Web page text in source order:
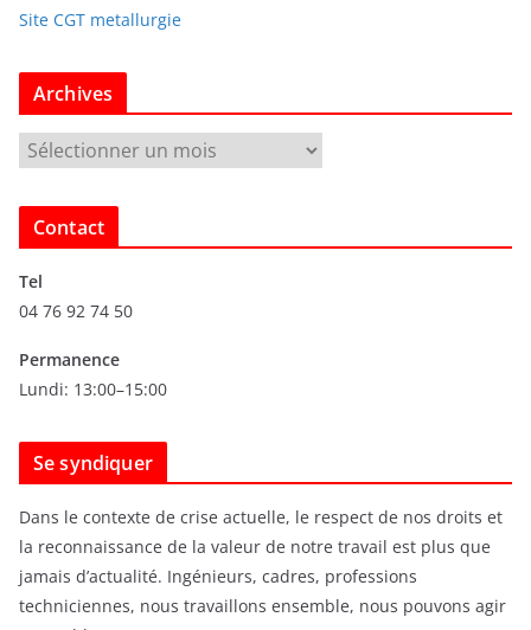
Site CGT metallurgie
Archives
r
c
v
e
s
Contact
Tel
04 76 92 74 50
Permanence
Lundi: 13:00–15:00
Se syndiquer
Dans le contexte de crise actuelle, le respect de nos droits et
la reconnaissance de la valeur de notre travail est plus que
jamais d’actualité. Ingénieurs, cadres, professions
techniciennes, nous travaillons ensemble, nous pouvons agir